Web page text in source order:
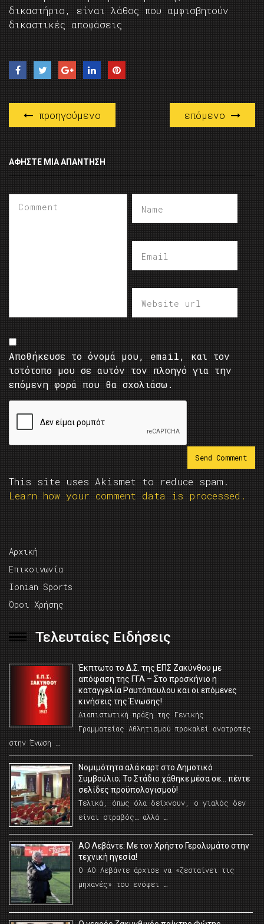
δικαστήριο, είναι λάθος που αμφισβητούν
δικαστικές αποφάσεις
προηγούμενο επόμενο
ΑΦΉΣΤΕ ΜΙΑ ΑΠΆΝΤΗΣΗ
Αποθήκευσε το όνομά μου, email, και τον
ιστότοπο μου σε αυτόν τον πλοηγό για την
επόμενη φορά που θα σχολιάσω.
This site uses Akismet to reduce spam.
Learn how your comment data is processed.
Αρχική
Επικοινωνία
Ionian Sports
Όροι Χρήσης
Τελευταίες Ειδήσεις
Έκπτωτο το Δ.Σ. της ΕΠΣ Ζακύνθου με
απόφαση της ΓΓΑ – Στο προσκήνιο η
καταγγελία Ραυτόπουλου και οι επόμενες
κινήσεις της Ένωσης!
Διαπιστωτική πράξη της Γενικής
Γραμματείας Αθλητισμού προκαλεί ανατροπές
στην Ένωση …
Νομιμότητα αλά καρτ στο Δημοτικό
Συμβούλιο; Το Στάδιο χάθηκε μέσα σε… πέντε
σελίδες προϋπολογισμού!
Τελικά, όπως όλα δείχνουν, ο γιαλός δεν
είναι στραβός… αλλά …
ΑΟ Λεβάντε: Με τον Χρήστο Γερολυμάτο στην
τεχνική ηγεσία!
Ο ΑΟ Λεβάντε άρχισε να «ζεσταίνει τις
μηχανές» του ενόψει …